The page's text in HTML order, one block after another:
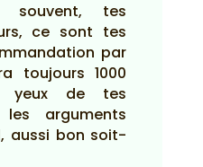
tes
ce sont tes
par
toujours 1000
yeux de tes
arguments
aussi bon soit-